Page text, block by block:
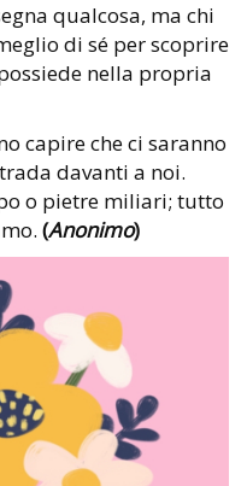
qualcosa, ma chi
di sé per scoprire
nella propria
capire che ci saranno
davanti a noi.
o pietre miliari; tutto
(Anonimo)